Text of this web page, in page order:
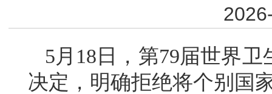
5月18日，第79届世界
决定，明确拒绝将个别国